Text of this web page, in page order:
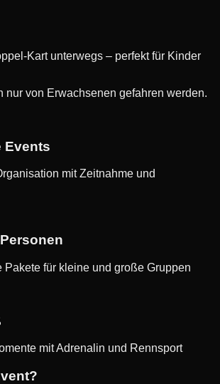
Kart unterwegs – perfekt für Kinder
nur von Erwachsenen gefahren werden.
Events
mit Zeitnahme und
Pakete für kleine und große Gruppen
mit Adrenalin und Rennsport